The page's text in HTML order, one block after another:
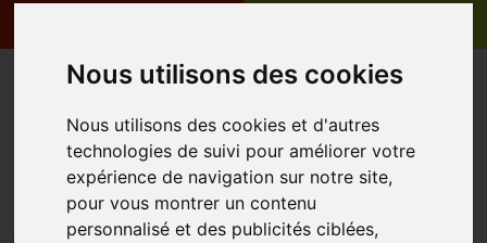
Nous utilisons des cookies
Nous utilisons des cookies et d'autres
technologies de suivi pour améliorer votre
expérience de navigation sur notre site,
pour vous montrer un contenu
personnalisé et des publicités ciblées,
Médicaments
Commander ses médicaments en ligne, par
l’intermédiaire d’une pharmacie proche de
vous !
En passant par MaPharmacie.be pour votrecommande de